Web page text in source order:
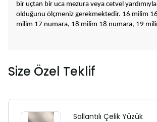
bir uçtan bir uca mezura veya cetvel
olduğunu ölçmeniz gerekmektedir. 16 milim
milim 17 numara, 18 milim 18 numara, 19
Size Özel Teklif
Sallantılı Çelik Yüzük